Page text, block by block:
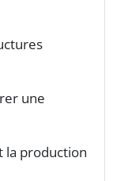
une
la production